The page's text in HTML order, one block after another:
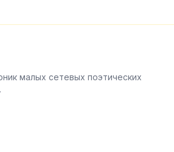
малых сетевых поэтических